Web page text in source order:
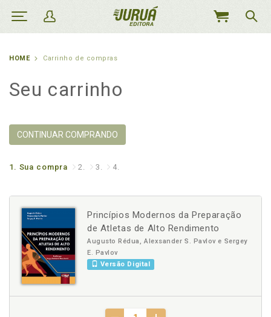
MEU
HOME Carrinho de compras
Seu carrinho
CONTINUAR COMPRANDO
1. Sua compra 2. 3. 4.
Princípios Modernos da Preparação
de Atletas de Alto Rendimento
Augusto Rédua, Alexsander S. Pavlov e Sergey
E. Pavlov
Versão Digital